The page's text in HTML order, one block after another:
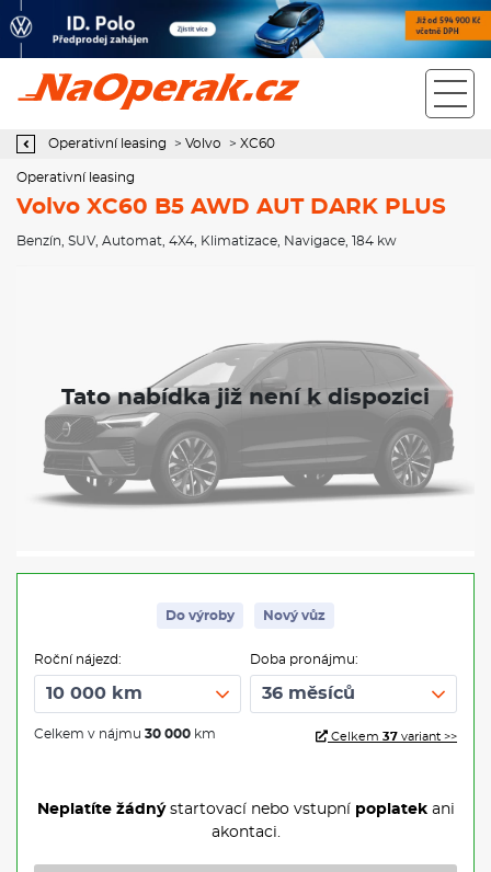
Operativní leasing Volvo XC60 B5 AWD AUT DARK PLUS
Operativní leasing > Volvo > XC60
Operativní leasing
Volvo XC60 B5 AWD AUT DARK PLUS
Benzín SUV, Automat 4X4 Klimatizace Navigace , 184 kw
Do výroby Nový vůz
Roční nájezd:
Celkem v nájmu 30 000 km
Doba pronájmu:
Celkem 37 variant >>
Neplatíte žádnýstartovací nebo vstupní poplatekani
akontaci.